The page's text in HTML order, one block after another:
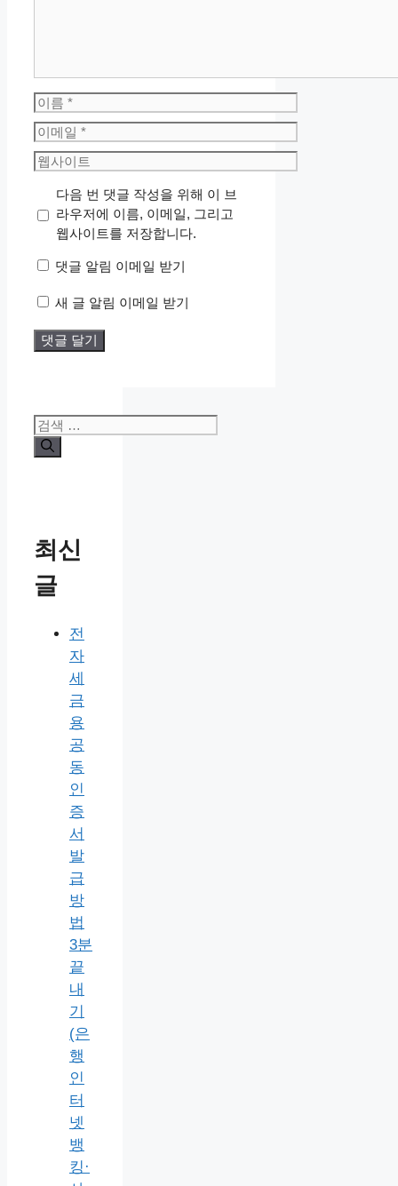
이
름
이
메
일
웹
트
다음 번 댓글 작성을 위해 이 브
라우저에 이름, 이메일, 그리고
웹사이트를 저장합니다.
댓글 알림 이메일 받기
새 글 알림 이메일 받기
검
색:
최신
글
전
자
세
금
용
공
동
인
증
서
발
급
방
법
3분
끝
내
기
(은
행
인
터
넷
뱅
킹·